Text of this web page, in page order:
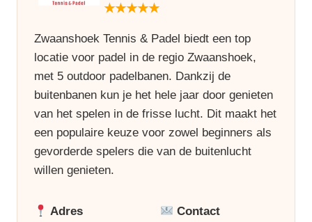
★★★★★
Zwaanshoek Tennis & Padel biedt een top
locatie voor padel in de regio Zwaanshoek,
met 5 outdoor padelbanen. Dankzij de
buitenbanen kun je het hele jaar door genieten
van het spelen in de frisse lucht. Dit maakt het
een populaire keuze voor zowel beginners als
gevorderde spelers die van de buitenlucht
willen genieten.
Adres
Contact